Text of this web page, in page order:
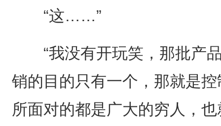
“这……”
“我没有开玩笑，那批产品
销的目的只有一个，那就是
所面对的都是广大的穷人，